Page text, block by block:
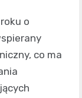
o
co ma